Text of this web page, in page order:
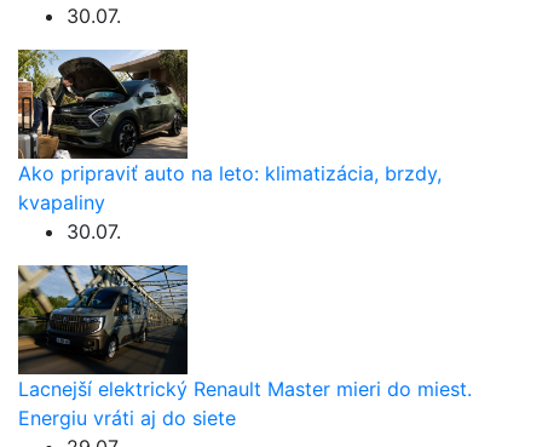
30.07.
Ako pripraviť auto na leto: klimatizácia, brzdy,
kvapaliny
30.07.
Lacnejší elektrický Renault Master mieri do miest.
Energiu vráti aj do siete